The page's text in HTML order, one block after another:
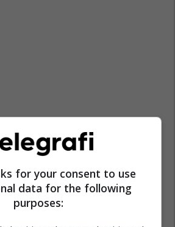
for your consent to use
data for the following
purposes: